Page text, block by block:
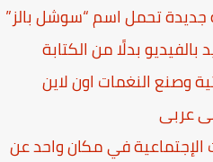
تحمل اسم “سوشل بالز”
بدلًا من الكتابة
النغمات اون لاين
في مكان واحد عن